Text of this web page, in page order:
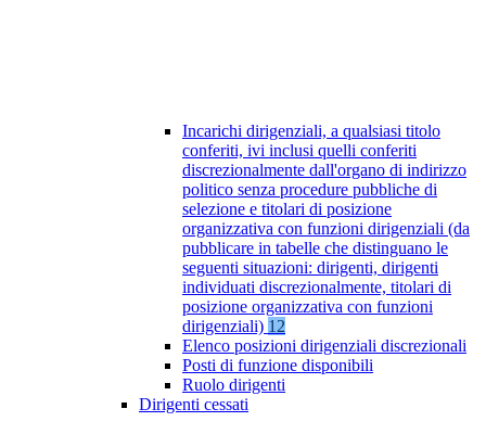
Incarichi dirigenziali, a qualsiasi titolo
conferiti, ivi inclusi quelli conferiti
discrezionalmente dall'organo di indirizzo
politico senza procedure pubbliche di
selezione e titolari di posizione
organizzativa con funzioni dirigenziali (da
pubblicare in tabelle che distinguano le
seguenti situazioni: dirigenti, dirigenti
individuati discrezionalmente, titolari di
posizione organizzativa con funzioni
dirigenziali) 12
Elenco posizioni dirigenziali discrezionali
Posti di funzione disponibili
Ruolo dirigenti
Dirigenti cessati